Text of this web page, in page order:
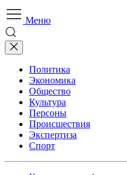
Меню
Политика
Экономика
Общество
Культура
Персоны
Происшествия
Экспертиза
Спорт